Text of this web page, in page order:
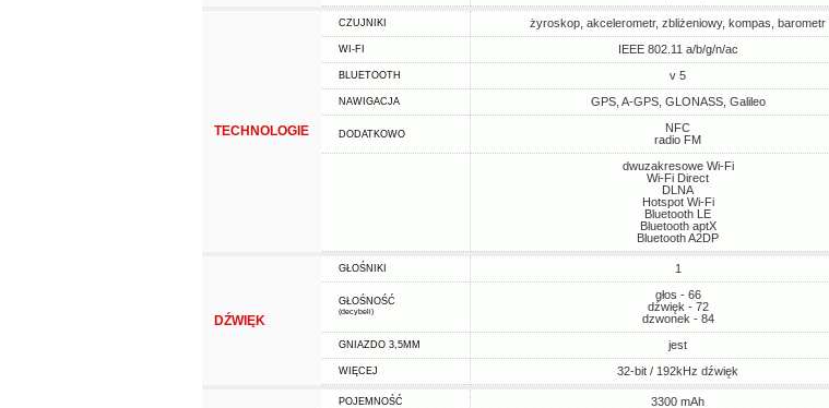
TECHNOLOGIE
CZUJNIKI żyroskop, akcelerometr, zbliżeniowy, kompas, barometr
WI-FI IEEE 802.11 a/b/g/n/ac
BLUETOOTH v 5
NAWIGACJA GPS, A-GPS, GLONASS, Galileo
DODATKOWO
NFC
radio FM
dwuzakresowe Wi-Fi
Wi-Fi Direct
DLNA
Hotspot Wi-Fi
Bluetooth LE
Bluetooth aptX
Bluetooth A2DP
DŹWIĘK
GŁOŚNIKI 1
GŁOŚNOŚĆ
(decybeli)
głos - 66
dźwięk - 72
dzwonek - 84
GNIAZDO 3,5MM jest
WIĘCEJ 32-bit / 192kHz dźwięk
POJEMNOŚĆ 3300 mAh